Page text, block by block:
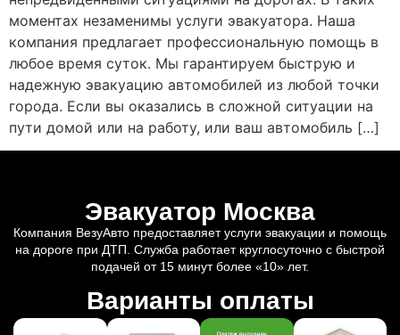
моментах незаменимы услуги эвакуатора. Наша
компания предлагает профессиональную помощь в
любое время суток. Мы гарантируем быструю и
надежную эвакуацию автомобилей из любой точки
города. Если вы оказались в сложной ситуации на
пути домой или на работу, или ваш автомобиль […]
Эвакуатор Москва
Компания ВезуАвто предоставляет услуги эвакуации и помощь
на дороге при ДТП. Служба работает круглосуточно с быстрой
подачей от 15 минут более «10» лет.
Варианты оплаты